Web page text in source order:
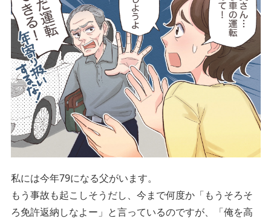
私には今年79になる父がいます。
もう事故も起こしそうだし、今まで何度か「もうそろそ
ろ免許返納しなよー」と言っているのですが、「俺を高